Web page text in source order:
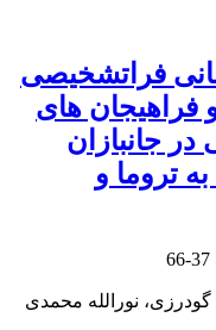
فراتشخیصی
فراهیجان های
جانبازان
تروما و
37-66
نورالله محمدی